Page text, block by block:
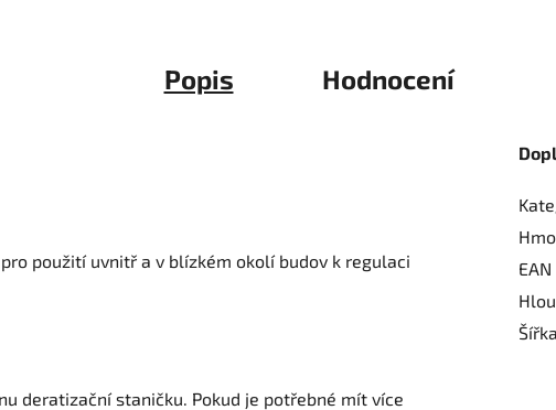
Popis Hodnocení
použití uvnitř a v blízkém okolí budov k regulaci
deratizační staničku. Pokud je potřebné mít více
EAN